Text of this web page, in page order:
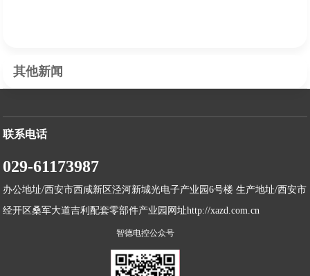
其他新闻
联系电话
029-61173987
办公地址/西安市西咸新区泾河新城光电子产业园6号楼 生产地址/西安市
经开区桑军大道吉利配套零部件产业园网址http://xazd.com.cn
智德电控公众号